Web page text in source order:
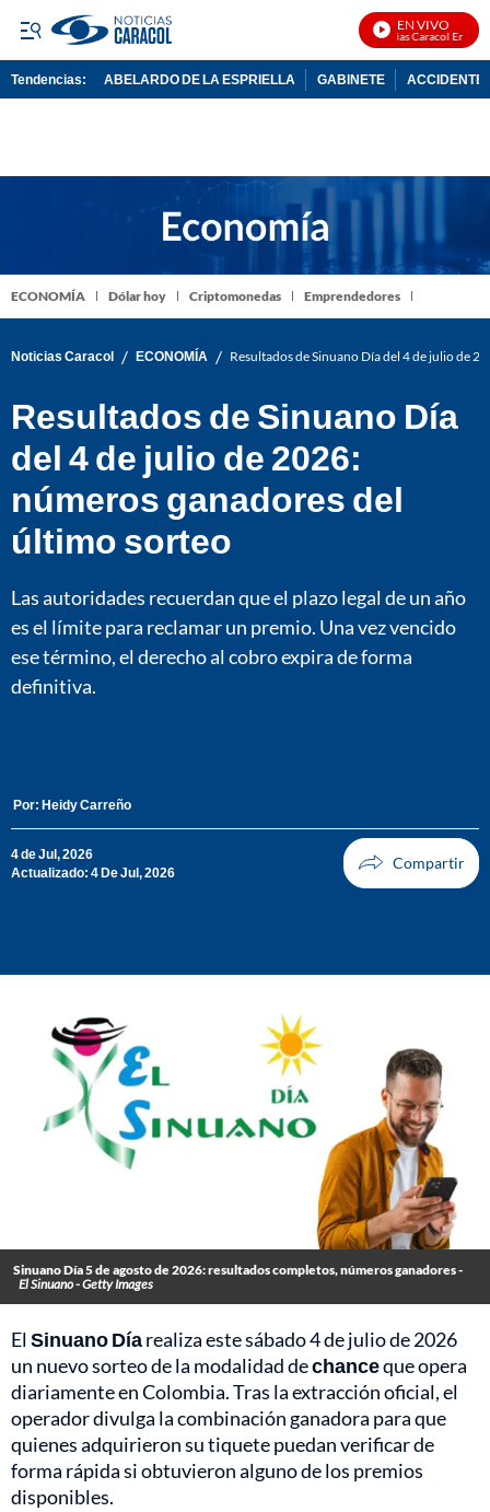
EN VIVO
Noticias Caracol En Vivo
Tendencias: ABELARDO DE LA ESPRIELLA GABINETE ACCIDENTE
ECONOMÍA Dólar hoy Criptomonedas Emprendedores
Noticias Caracol / ECONOMÍA / Resultados de Sinuano Día del 4 de julio de
Resultados de Sinuano Día
del 4 de julio de 2026:
números ganadores del
último sorteo
Las autoridades recuerdan que el plazo legal de un año
es el límite para reclamar un premio. Una vez vencido
ese término, el derecho al cobro expira de forma
definitiva.
Por: Heidy Carreño
4 de Jul, 2026
Actualizado: 4 De Jul, 2026
Sinuano Día 5 de agosto de 2026: resultados completos, números ganadores -
El Sinuano - Getty Images
ElSinuano Díarealiza este sábado 4 de julio de 2026
un nuevo sorteo de la modalidad dechanceque opera
diariamente en Colombia. Tras la extracción oficial, el
operador divulga la combinación ganadora para que
quienes adquirieron su tiquete puedan verificar de
forma rápida si obtuvieron alguno de los premios
disponibles.